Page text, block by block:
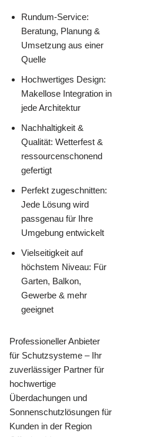
Rundum-Service:
Beratung, Planung &
Umsetzung aus einer
Quelle
Hochwertiges Design:
Makellose Integration in
jede Architektur
Nachhaltigkeit &
Qualität: Wetterfest &
ressourcenschonend
gefertigt
Perfekt zugeschnitten:
Jede Lösung wird
passgenau für Ihre
Umgebung entwickelt
Vielseitigkeit auf
höchstem Niveau: Für
Garten, Balkon,
Gewerbe & mehr
geeignet
Professioneller Anbieter
für Schutzsysteme – Ihr
zuverlässiger Partner für
hochwertige
Überdachungen und
Sonnenschutzlösungen für
Kunden in der Region